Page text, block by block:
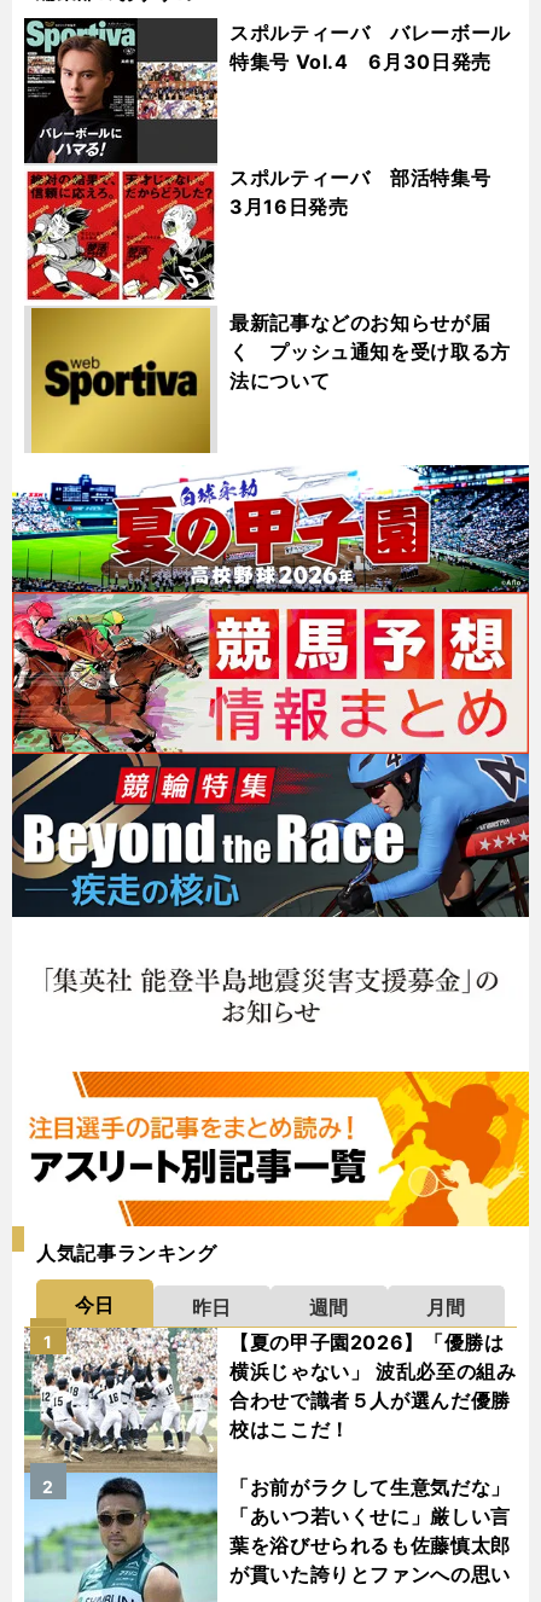
スポルティーバ バレーボール
特集号 Vol.4 6月30日発売
スポルティーバ 部活特集号
3月16日発売
最新記事などのお知らせが届
く プッシュ通知を受け取る方
法について
人気記事ランキング
今日 昨日 週間
月間
【夏の甲子園2026】「優勝は
横浜じゃない」 波乱必至の組み
合わせで識者５人が選んだ優勝
校はここだ！
1
「お前がラクして生意気だな」
「あいつ若いくせに」厳しい言
葉を浴びせられるも佐藤慎太郎
が貫いた誇りとファンへの思い
2